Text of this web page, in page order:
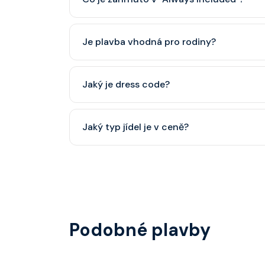
Je plavba vhodná pro rodiny?
dětský klub (od 3 let).
Jaký je dress code?
smoking.
Jaký typ jídel je v ceně?
Podobné plavby